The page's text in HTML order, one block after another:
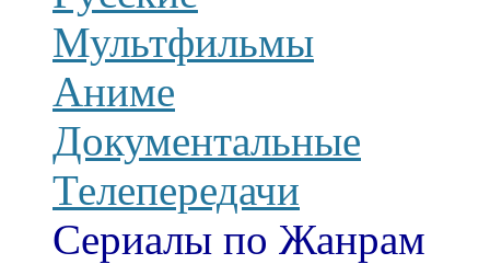
Мультфильмы
Аниме
Документальные
Телепередачи
Сериалы по Жанрам